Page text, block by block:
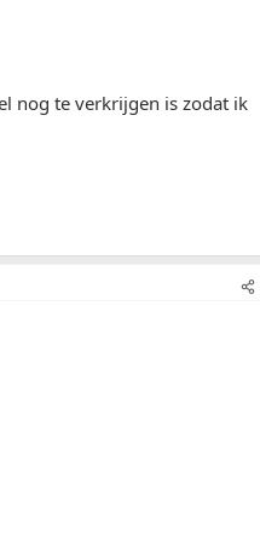
nog te verkrijgen is zodat ik